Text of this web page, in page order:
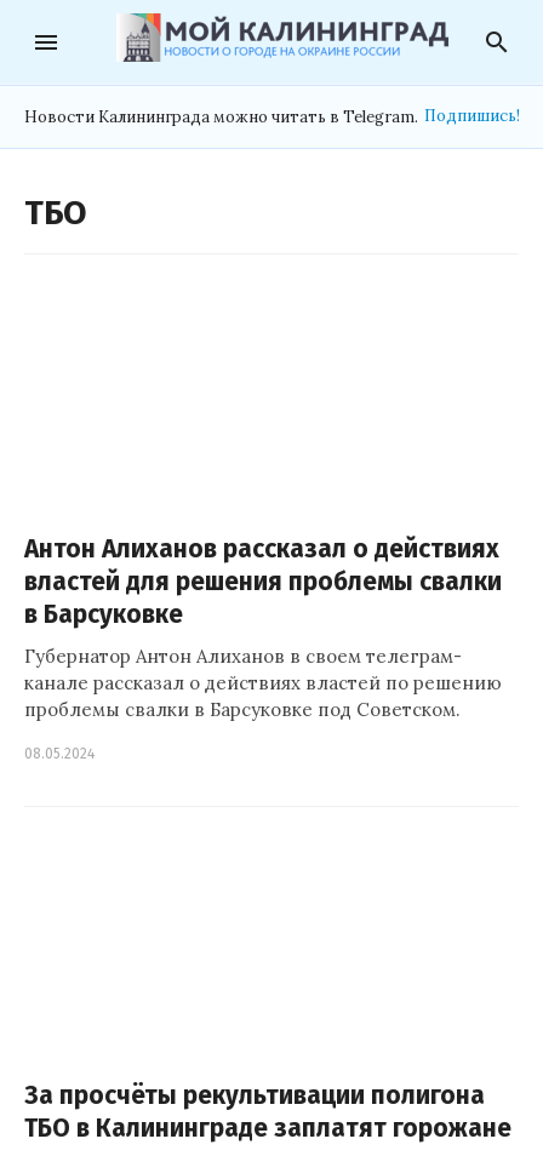
menu search
Новости Калининграда можно читать в Telegram. Подпишись!
ТБО
Антон Алиханов рассказал о действиях
властей для решения проблемы свалки
в Барсуковке
Губернатор Антон Алиханов в своем телеграм-
канале рассказал о действиях властей по решению
проблемы свалки в Барсуковке под Советском.
08.05.2024
За просчёты рекультивации полигона
ТБО в Калининграде заплатят горожане